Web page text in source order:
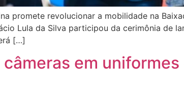
promete revolucionar a mobilidade na
Lula da Silva participou da cerimônia de
[…]
em